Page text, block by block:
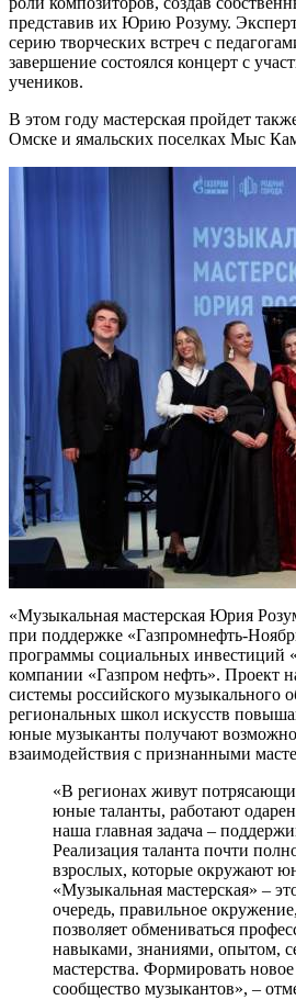
представив их Юрию Розуму.
серию творческих встреч с
завершение состоялся концерт с
учеников.
В этом году мастерская пройдет
Омске и ямальских поселках Мыс
«Музыкальная мастерская Юрия
при поддержке «Газпромнефть-
программы социальных инвестиций
компании «Газпром нефть». Проект
системы российского музыкального
региональных школ искусств
юные музыканты получают
взаимодействия с признанными
«В регионах живут
юные таланты, работают
наша главная задача –
Реализация таланта почти
взрослых, которые окружают
«Музыкальная мастерская» –
очередь, правильное
позволяет обмениваться
навыками, знаниями, опытом,
мастерства. Формировать
сообщество музыкантов», –